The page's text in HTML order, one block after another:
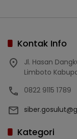
Kontak Info
Jl. Hasan
Limboto
0822 9115 1789
Kategori